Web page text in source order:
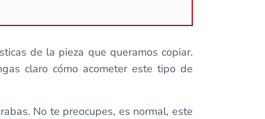
de la pieza que queramos copiar.
claro cómo acometer este tipo de
No te preocupes, es normal, este